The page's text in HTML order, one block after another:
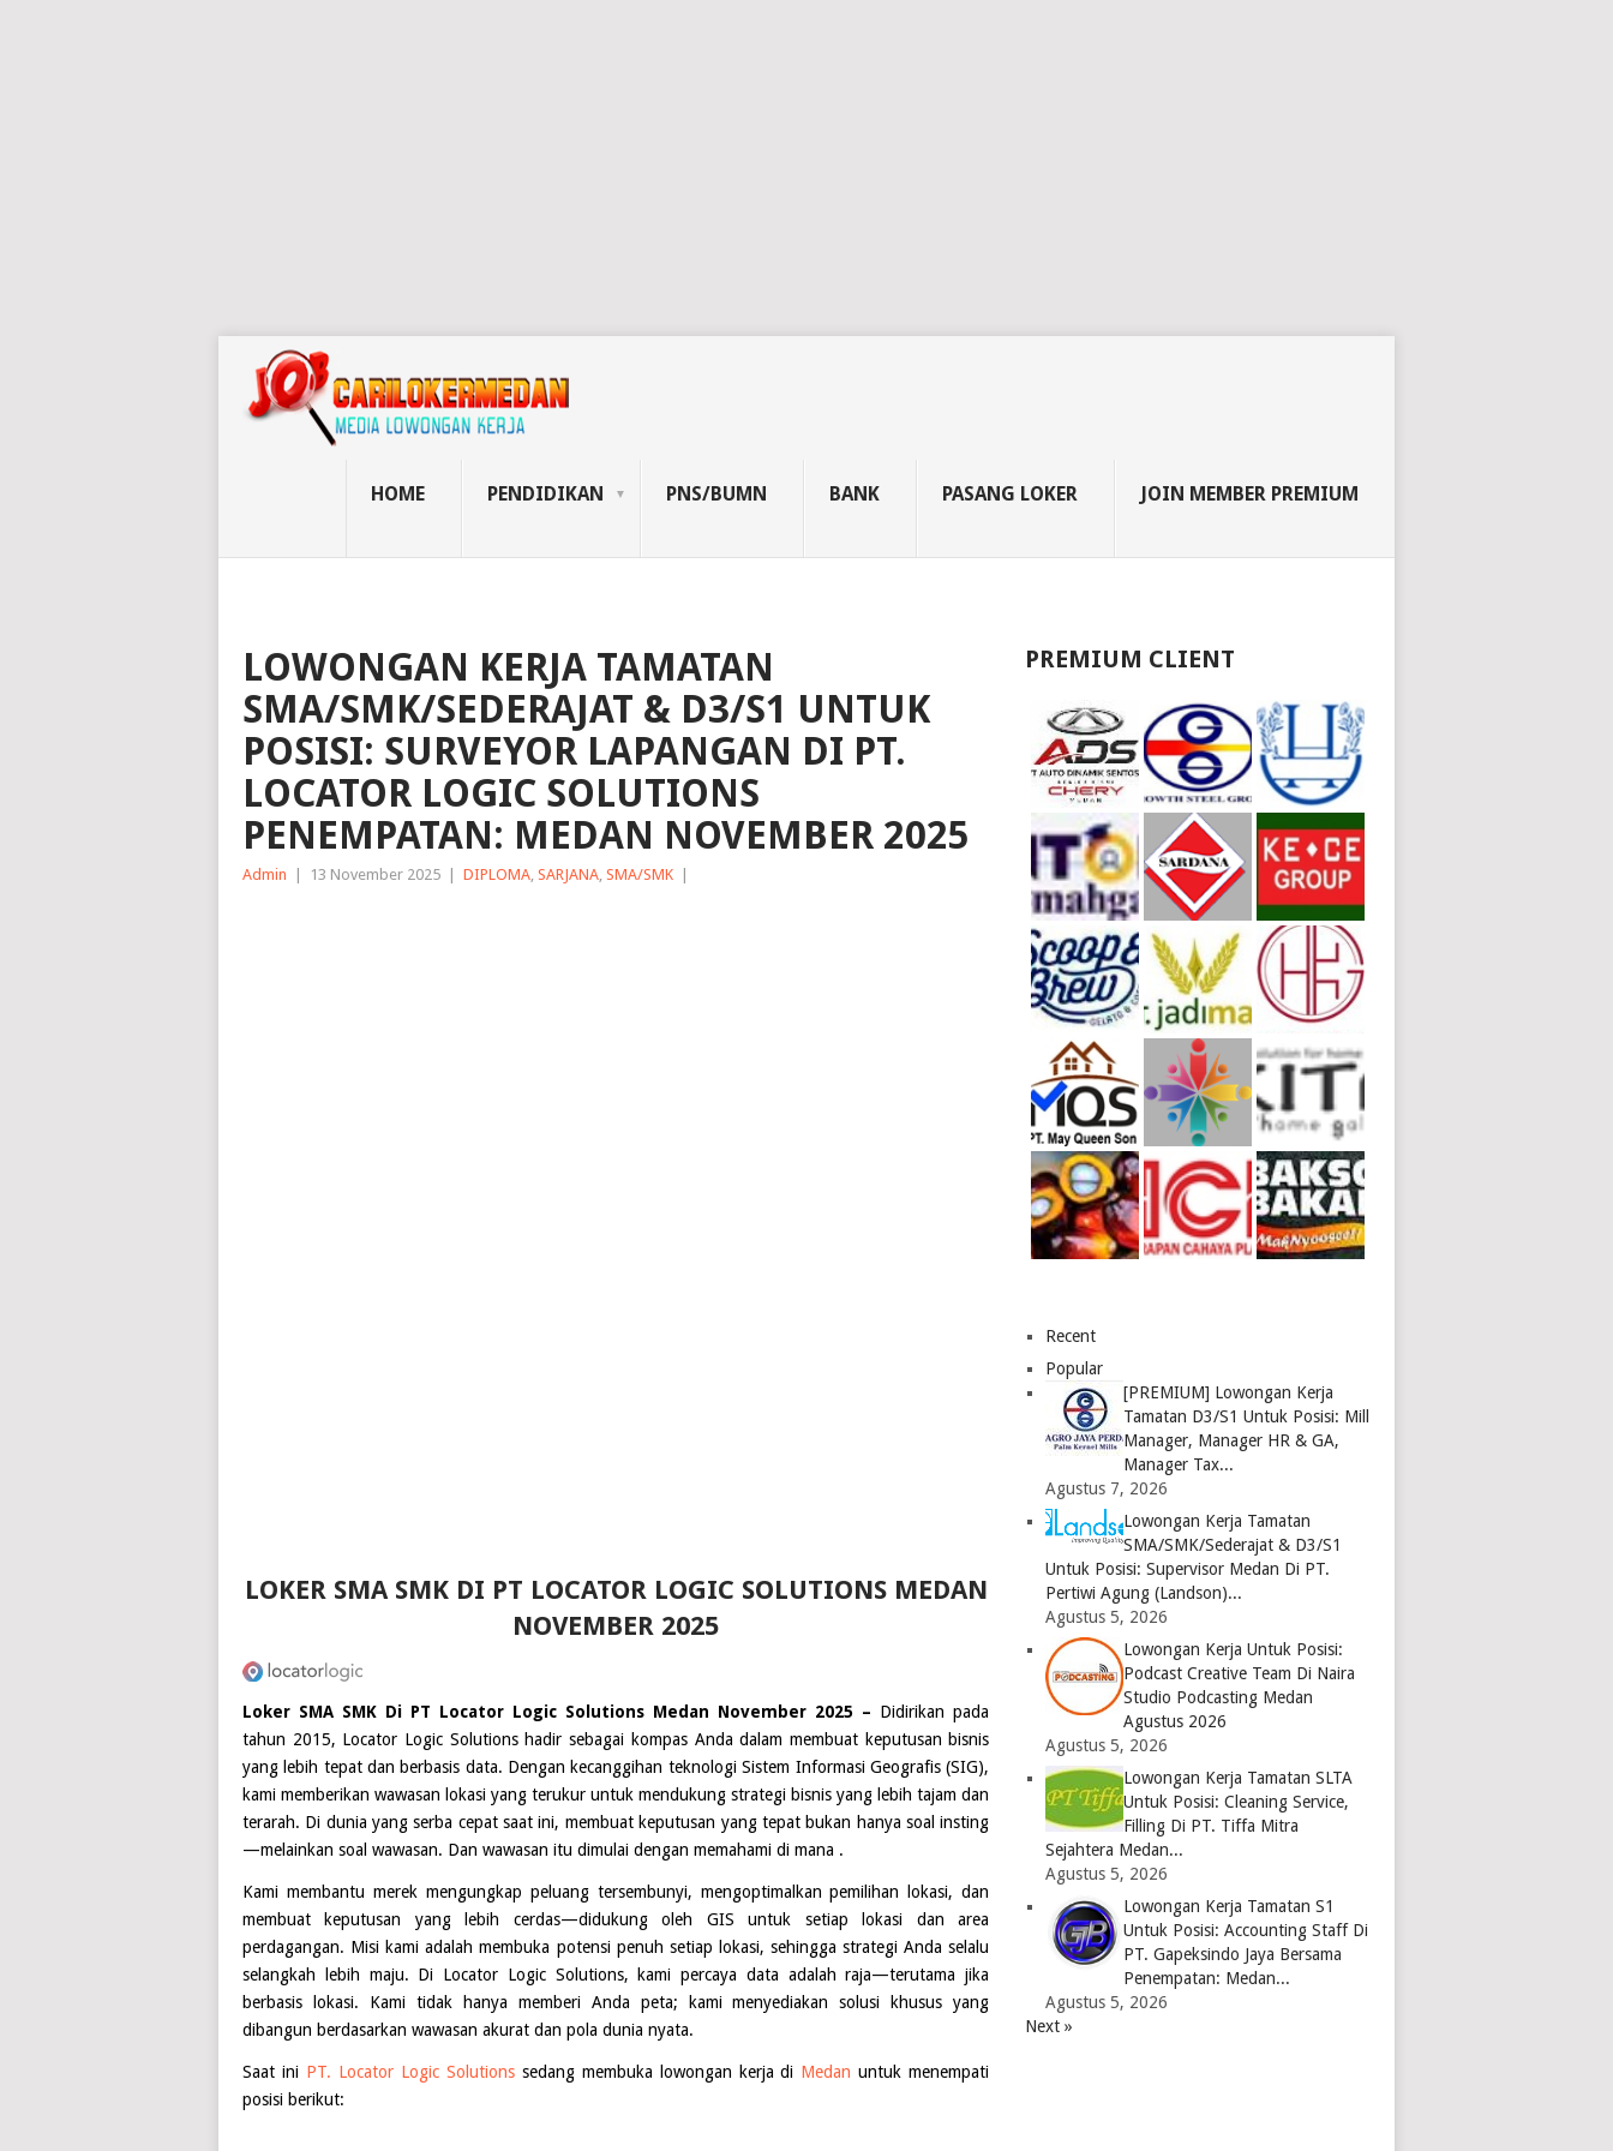
HOME PENDIDIKAN PNS/BUMN BANK PASANG LOKER JOIN MEMBER PREMIUM
LOWONGAN KERJA TAMATAN
SMA/SMK/SEDERAJAT & D3/S1 UNTUK
POSISI: SURVEYOR LAPANGAN DI PT.
LOCATOR LOGIC SOLUTIONS
PENEMPATAN: MEDAN NOVEMBER 2025
Admin 13 November 2025 DIPLOMA, SARJANA, SMA/SMK
LOKER SMA SMK DI PT LOCATOR LOGIC SOLUTIONS MEDAN
NOVEMBER 2025
Loker SMA SMK Di PT Locator Logic Solutions Medan November 2025 – Didirikan pada
tahun 2015, Locator Logic Solutions hadir sebagai kompas Anda dalam membuat keputusan bisnis
yang lebih tepat dan berbasis data. Dengan kecanggihan teknologi Sistem Informasi Geografis (SIG),
kami memberikan wawasan lokasi yang terukur untuk mendukung strategi bisnis yang lebih tajam dan
terarah. Di dunia yang serba cepat saat ini, membuat keputusan yang tepat bukan hanya soal insting
—melainkan soal wawasan. Dan wawasan itu dimulai dengan memahami di mana .
Kami membantu merek mengungkap peluang tersembunyi, mengoptimalkan pemilihan lokasi, dan
membuat keputusan yang lebih cerdas—didukung oleh GIS untuk setiap lokasi dan area
perdagangan. Misi kami adalah membuka potensi penuh setiap lokasi, sehingga strategi Anda selalu
selangkah lebih maju. Di Locator Logic Solutions, kami percaya data adalah raja—terutama jika
berbasis lokasi. Kami tidak hanya memberi Anda peta; kami menyediakan solusi khusus yang
dibangun berdasarkan wawasan akurat dan pola dunia nyata.
Saat ini PT. Locator Logic Solutionssedang membuka lowongan kerja di Medan untuk menempati
posisi berikut:
PREMIUM CLIENT
Recent
Popular
[PREMIUM] Lowongan Kerja
Tamatan D3/S1 Untuk Posisi: Mill
Manager, Manager HR & GA,
Manager Tax...
Agustus 7, 2026
Lowongan Kerja Tamatan
SMA/SMK/Sederajat & D3/S1
Untuk Posisi: Supervisor Medan Di PT.
Pertiwi Agung (Landson)...
Agustus 5, 2026
Lowongan Kerja Untuk Posisi:
Podcast Creative Team Di Naira
Studio Podcasting Medan
Agustus 2026
Agustus 5, 2026
Lowongan Kerja Tamatan SLTA
Untuk Posisi: Cleaning Service,
Filling Di PT. Tiffa Mitra
Sejahtera Medan...
Agustus 5, 2026
Lowongan Kerja Tamatan S1
Untuk Posisi: Accounting Staff Di
PT. Gapeksindo Jaya Bersama
Penempatan: Medan...
Agustus 5, 2026
Next »